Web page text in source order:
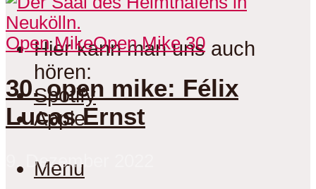
Hier kann man uns auch
hören:
Spotify
Apple
Menu
Open MikeOpen Mike 30
30. open mike: Félix
Lucas Ernst
9. Dezember 2022